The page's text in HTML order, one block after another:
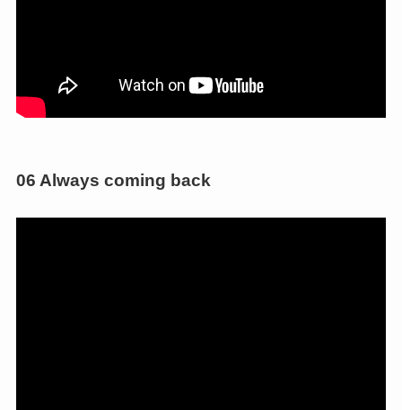
06 Always coming back